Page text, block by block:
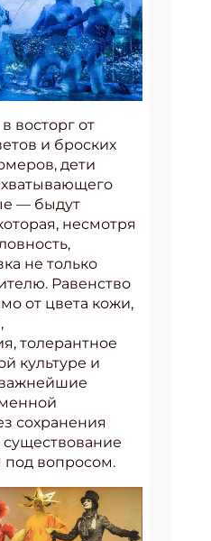
восторг от
и броских
дети
— быдут
несмотря
не только
Равенство
от цвета кожи,
толерантное
культуре и
сохранения
под вопросом.